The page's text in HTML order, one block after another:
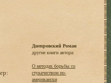
Днепровский Роман
другие книги автора:
О методах борьбы со
стукачеством по-
американски